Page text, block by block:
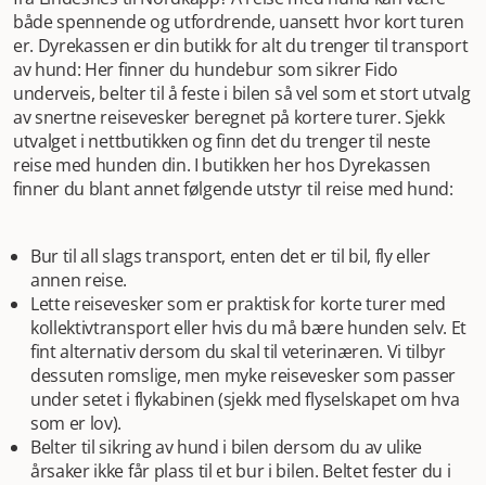
både spennende og utfordrende, uansett hvor kort turen
er. Dyrekassen er din butikk for alt du trenger til transport
av hund: Her finner du hundebur som sikrer Fido
underveis, belter til å feste i bilen så vel som et stort utvalg
av snertne reisevesker beregnet på kortere turer. Sjekk
utvalget i nettbutikken og finn det du trenger til neste
reise med hunden din. I butikken her hos Dyrekassen
finner du blant annet følgende utstyr til reise med hund:
Bur til all slags transport, enten det er til bil, fly eller
annen reise.
Lette reisevesker som er praktisk for korte turer med
kollektivtransport eller hvis du må bære hunden selv. Et
fint alternativ dersom du skal til veterinæren. Vi tilbyr
dessuten romslige, men myke reisevesker som passer
under setet i flykabinen (sjekk med flyselskapet om hva
som er lov).
Belter til sikring av hund i bilen dersom du av ulike
årsaker ikke får plass til et bur i bilen. Beltet fester du i